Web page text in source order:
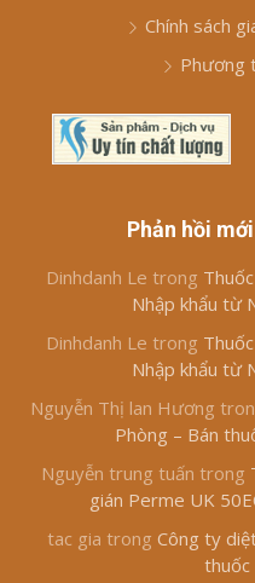
Chính sách
Phương
Phản hồi
Dinhdanh Le trong
Nhập khẩu từ
Dinhdanh Le trong
Nhập khẩu từ
Nguyễn Thị lan Hương
Phòng – Bán
Nguyễn trung tuấn trong
gián Perme UK
tac gia trong Công ty